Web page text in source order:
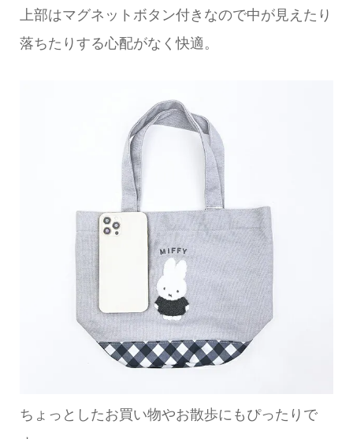
上部はマグネットボタン付きなので中が見えたり
落ちたりする心配がなく快適。
ちょっとしたお買い物やお散歩にもぴったりで